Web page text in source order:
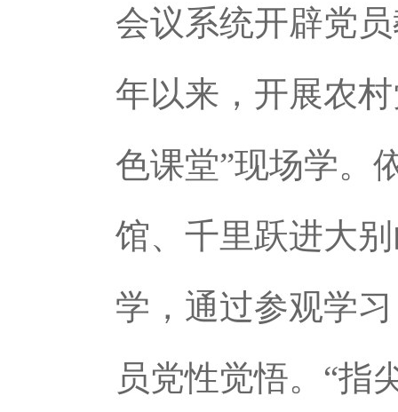
会议系统开辟党
年以来，开展农
色课堂”现场学。
馆、千里跃进大
学，通过参观学
员党性觉悟。“指